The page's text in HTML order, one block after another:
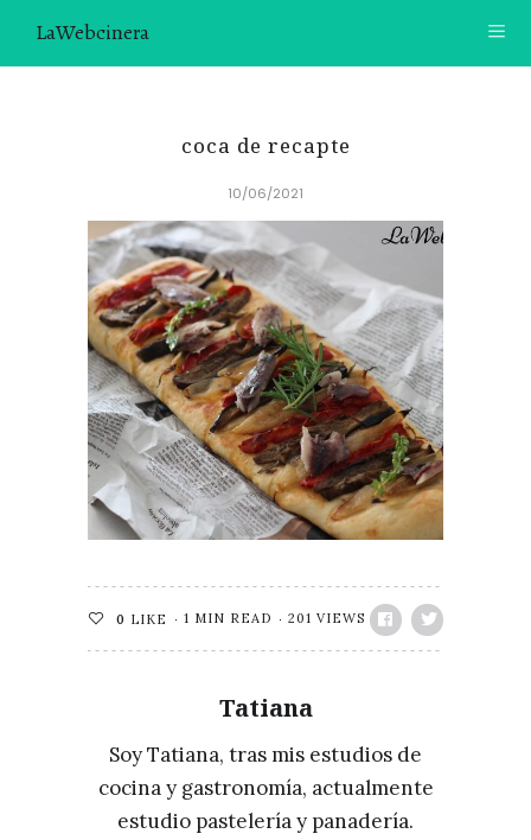
LaWebcinera
CONTACTO
SOBRE MÍ
¿TE GUSTARÍA UNIRTE A NUESTRA AVENTURA GASTRON
ÓMICA?
ÚNETE A LA NEWSLETTER
RECOMENDACIONES
coca de recapte
10/06/2021
0 LIKE 1 MIN READ 201 VIEWS
Tatiana
Soy Tatiana, tras mis estudios de
cocina y gastronomía, actualmente
estudio pastelería y panadería.